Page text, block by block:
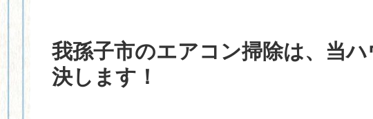
我孫子市のエアコン掃除は、当
決します！